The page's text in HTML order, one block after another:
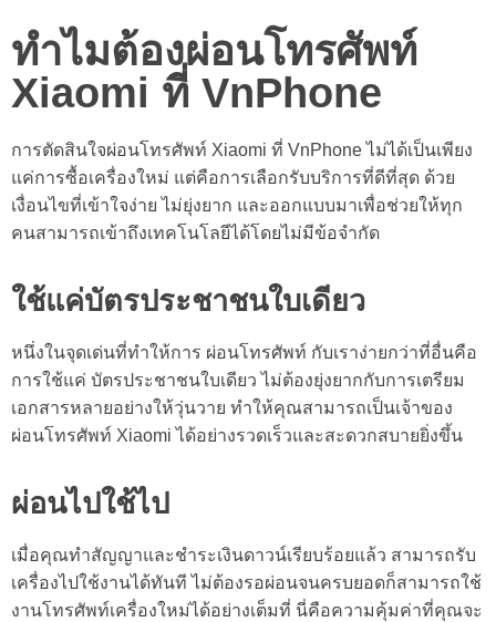
ทำไมต้องผ่อนโทรศัพท์
Xiaomi ที่ VnPhone
การตัดสินใจผ่อนโทรศัพท์ Xiaomi ที่ VnPhone ไม่ได้เป็นเพียง
แค่การซื้อเครื่องใหม่ แต่คือการเลือกรับบริการที่ดีที่สุด ด้วย
เงื่อนไขที่เข้าใจง่าย ไม่ยุ่งยาก และออกแบบมาเพื่อช่วยให้ทุก
คนสามารถเข้าถึงเทคโนโลยีได้โดยไม่มีข้อจำกัด
ใช้แค่บัตรประชาชนใบเดียว
หนึ่งในจุดเด่นที่ทำให้การ ผ่อนโทรศัพท์ กับเราง่ายกว่าที่อื่นคือ
การใช้แค่ บัตรประชาชนใบเดียว ไม่ต้องยุ่งยากกับการเตรียม
เอกสารหลายอย่างให้วุ่นวาย ทำให้คุณสามารถเป็นเจ้าของ
ผ่อนโทรศัพท์ Xiaomi ได้อย่างรวดเร็วและสะดวกสบายยิ่งขึ้น
ผ่อนไปใช้ไป
เมื่อคุณทำสัญญาและชำระเงินดาวน์เรียบร้อยแล้ว สามารถรับ
เครื่องไปใช้งานได้ทันที ไม่ต้องรอผ่อนจนครบยอดก็สามารถใช้
งานโทรศัพท์เครื่องใหม่ได้อย่างเต็มที่ นี่คือความคุ้มค่าที่คุณจะ